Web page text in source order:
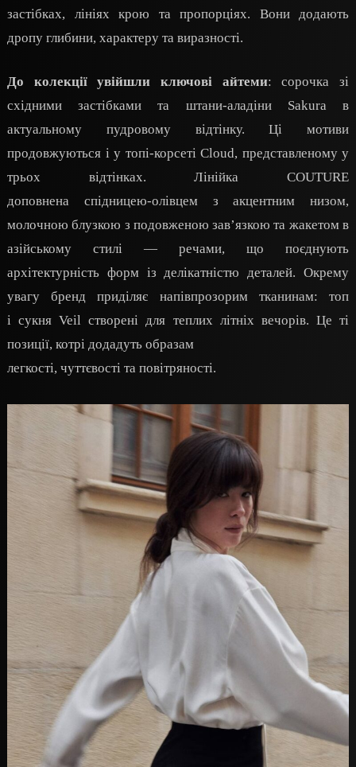
застібках, лініях крою та пропорціях. Вони додають
дропу глибини, характеру та виразності.
До колекції увійшли ключові айтеми: сорочка зі
східними застібками та штани-аладіни Sakura в
актуальному пудровому відтінку. Ці мотиви
продовжуються і у топі-корсеті Cloud, представленому у
трьох відтінках. Лінійка COUTURE
доповнена спідницею-олівцем з акцентним низом,
молочною блузкою з подовженою зав’язкою та жакетом в
азійському стилі — речами, що поєднують
архітектурність форм із делікатністю деталей. Окрему
увагу бренд приділяє напівпрозорим тканинам: топ
і сукня Veil створені для теплих літніх вечорів. Це ті
позиції, котрі додадуть образам
легкості, чуттєвості та повітряності.